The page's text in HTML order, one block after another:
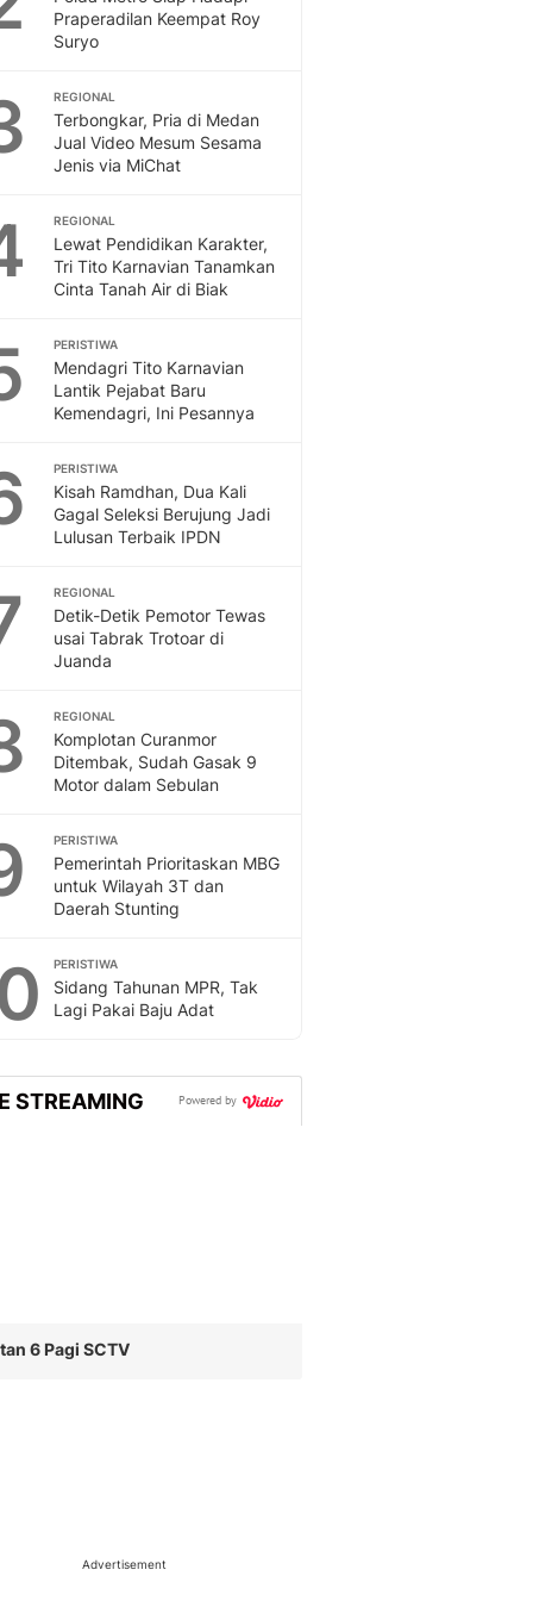
Praperadilan Keempat Roy
Suryo
REGIONAL
Terbongkar, Pria di Medan
Jual Video Mesum Sesama
Jenis via MiChat
REGIONAL
Lewat Pendidikan Karakter,
Tri Tito Karnavian Tanamkan
Cinta Tanah Air di Biak
PERISTIWA
Mendagri Tito Karnavian
Lantik Pejabat Baru
Kemendagri, Ini Pesannya
PERISTIWA
Kisah Ramdhan, Dua Kali
Gagal Seleksi Berujung Jadi
Lulusan Terbaik IPDN
REGIONAL
Detik-Detik Pemotor Tewas
usai Tabrak Trotoar di
Juanda
REGIONAL
Komplotan Curanmor
Ditembak, Sudah Gasak 9
Motor dalam Sebulan
PERISTIWA
Pemerintah Prioritaskan MBG
untuk Wilayah 3T dan
Daerah Stunting
PERISTIWA
Sidang Tahunan MPR, Tak
Lagi Pakai Baju Adat
STREAMING Powered by
6 Pagi SCTV
Advertisement